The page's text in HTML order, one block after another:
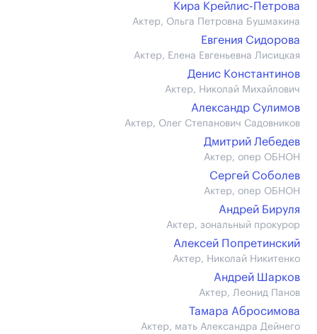
Кира Крейлис-Петрова
Актер, Ольга Петровна Бушмакина
Евгения Сидорова
Актер, Елена Евгеньевна Лисицкая
Денис Константинов
Актер, Николай Михайлович
Александр Сулимов
Актер, Олег Степанович Садовников
Дмитрий Лебедев
Актер, опер ОБНОН
Сергей Соболев
Актер, опер ОБНОН
Андрей Бируля
Актер, зональный прокурор
Алексей Попретинский
Актер, Николай Никитенко
Андрей Шарков
Актер, Леонид Панов
Тамара Абросимова
Актер, мать Александра Дейнего